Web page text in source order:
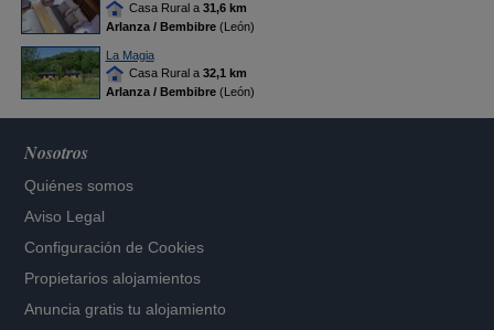
Casa Rural a 31,6 km
Arlanza / Bembibre(León)
La Magia
Casa Rural a 32,1 km
Arlanza / Bembibre(León)
Nosotros
Quiénes somos
Aviso Legal
Configuración de Cookies
Propietarios alojamientos
Anuncia gratis tu alojamiento